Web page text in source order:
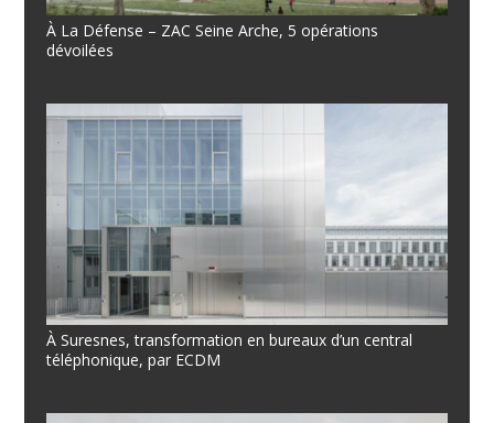
À La Défense – ZAC Seine Arche, 5 opérations
dévoilées
À Suresnes, transformation en bureaux d’un central
téléphonique, par ECDM